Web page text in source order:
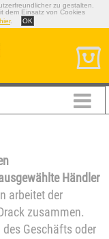
zu gestalten.
dem Einsatz von Cookies
hier. OK
Händler
arbeitet der
zusammen.
Geschäfts oder